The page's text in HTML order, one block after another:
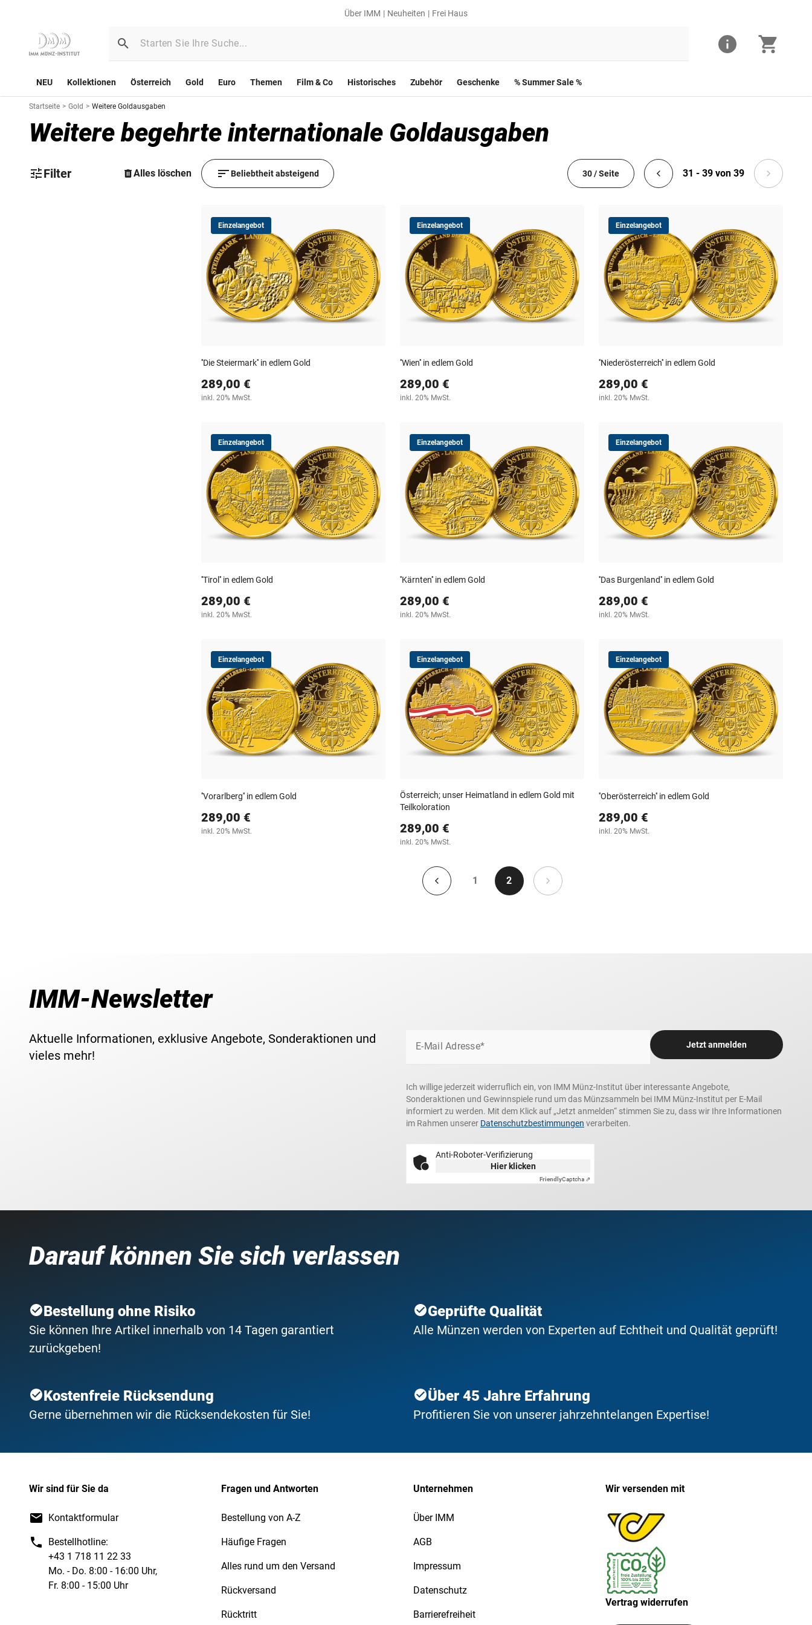
Über IMM Neuheiten Frei Haus
NEU Kollektionen Österreich Gold Euro Themen Film & Co Historisches Zubehör Geschenke % Summer Sale %
Startseite > Gold > Weitere Goldausgaben
Weitere begehrte internationale Goldausgaben
Filter Alles löschen Beliebtheit absteigend 30 / Seite 31 - 39 von 39
Einzelangebot
''Die Steiermark'' in edlem Gold
289,00 €
inkl. 20% MwSt.
Einzelangebot
''Wien'' in edlem Gold
289,00 €
inkl. 20% MwSt.
Einzelangebot
''Niederösterreich'' in edlem Gold
289,00 €
inkl. 20% MwSt.
Einzelangebot
''Tirol'' in edlem Gold
289,00 €
inkl. 20% MwSt.
Einzelangebot
''Kärnten'' in edlem Gold
289,00 €
inkl. 20% MwSt.
Einzelangebot
''Das Burgenland'' in edlem Gold
289,00 €
inkl. 20% MwSt.
Einzelangebot
''Vorarlberg'' in edlem Gold
289,00 €
inkl. 20% MwSt.
Einzelangebot
Österreich; unser Heimatland in edlem Gold mit
Teilkoloration
289,00 €
inkl. 20% MwSt.
Einzelangebot
''Oberösterreich'' in edlem Gold
289,00 €
inkl. 20% MwSt.
1 2
IMM-Newsletter
Aktuelle Informationen, exklusive Angebote, Sonderaktionen und
vieles mehr!
E-Mail Adresse* Jetzt anmelden
Ich willige jederzeit widerruflich ein, von IMM Münz-Institut über interessante Angebote,
Sonderaktionen und Gewinnspiele rund um das Münzsammeln bei IMM Münz-Institut per E-Mail
informiert zu werden. Mit dem Klick auf „Jetzt anmelden“ stimmen Sie zu, dass wir Ihre Informationen
im Rahmen unserer Datenschutzbestimmungen verarbeiten.
Anti-Roboter-Verifizierung
Hier klicken
FriendlyCaptcha ⇗
Darauf können Sie sich verlassen
Bestellung ohne Risiko
Sie können Ihre Artikel innerhalb von 14 Tagen garantiert
zurückgeben!
Geprüfte Qualität
Alle Münzen werden von Experten auf Echtheit und Qualität geprüft!
Kostenfreie Rücksendung
Gerne übernehmen wir die Rücksendekosten für Sie!
Über 45 Jahre Erfahrung
Profitieren Sie von unserer jahrzehntelangen Expertise!
Wir sind für Sie da
Kontaktformular
Bestellhotline:
+43 1 718 11 22 33
Mo. - Do. 8:00 - 16:00 Uhr,
Fr. 8:00 - 15:00 Uhr
Fragen und Antworten
Bestellung von A-Z
Häufige Fragen
Alles rund um den Versand
Rückversand
Rücktritt
Unternehmen
Über IMM
AGB
Impressum
Datenschutz
Barrierefreiheit
Wir versenden mit
Vertrag widerrufen